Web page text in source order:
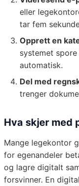
eller
tar fem
Opprett en
systemet
automatisk.
Del med
trenger
Hva skjer med
Mange legekontor
for egenandeler
og lagre digitalt
forsvinner. En